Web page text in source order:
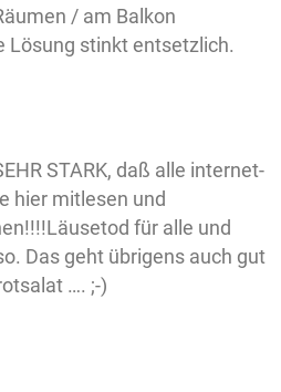
/ am Balkon
Lösung stinkt entsetzlich.
STARK, daß alle internet-
hier mitlesen und
für alle und
Das geht übrigens auch gut
…. ;-)